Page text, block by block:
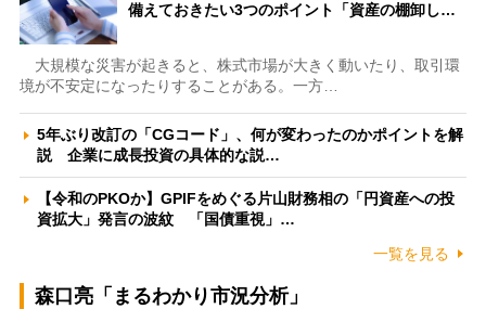
備えておきたい3つのポイント「資産の棚卸し…
大規模な災害が起きると、株式市場が大きく動いたり、取引環
境が不安定になったりすることがある。一方…
5年ぶり改訂の「CGコード」、何が変わったのかポイントを解
説 企業に成長投資の具体的な説…
【令和のPKOか】GPIFをめぐる片山財務相の「円資産への投
資拡大」発言の波紋 「国債重視」…
一覧を見る
森口亮「まるわかり市況分析」